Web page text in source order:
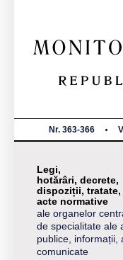
Nr. 363-366
Legi,
hotărâri, decrete,
dispoziții, tratate,
acte normative
ale organelor
de specialitate ale
publice, informații,
comunicate